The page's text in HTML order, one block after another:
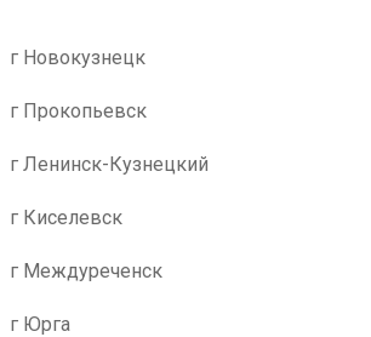
г Новокузнецк
г Прокопьевск
г Ленинск-Кузнецкий
г Киселевск
г Междуреченск
г Юрга